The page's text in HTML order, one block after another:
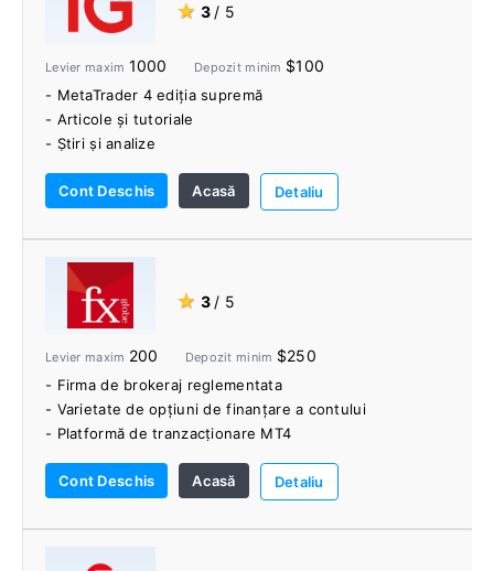
★ 3 / 5
Levier maxim 1000 Depozit minim $100
- MetaTrader 4 ediția supremă
- Articole și tutoriale
- Știri și analize
Cont Deschis
Acasă Detaliu
★ 3 / 5
Levier maxim 200 Depozit minim $250
- Firma de brokeraj reglementata
- Varietate de opțiuni de finanțare a contului
- Platformă de tranzacționare MT4
Cont Deschis Acasă Detaliu